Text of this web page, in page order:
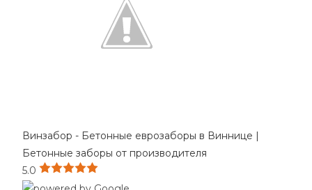
Винзабор - Бетонные еврозаборы в Виннице |
Бетонные заборы от производителя
5.0